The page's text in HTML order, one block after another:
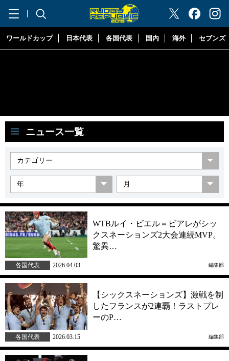
"ラグビーリパブリック"
ワールドカップ 日本代表 各国代表 国内 海外 セブンズ
ニュース一覧
WTBルイ・ビエル＝ビアレがシッ
クスネーションズ2大会連続MVP。
驚異…
各国代表 2026.04.03 編集部
【シックスネーションズ】激戦を制
したフランスが2連覇！ラストプレ
ーのP…
各国代表 2026.03.15 編集部